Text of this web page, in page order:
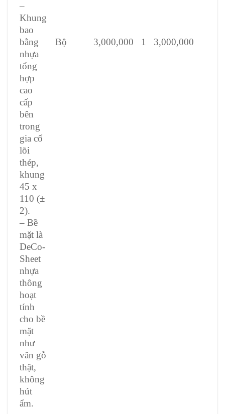
–
Khung
bao
bằng
nhựa
tổng
hợp
cao
cấp
bên
trong
gia cố
lõi
thép,
khung
45 x
110 (±
2).
– Bề
mặt là
DeCo-
Sheet
nhựa
thông
hoạt
tính
cho bề
mặt
như
vân gỗ
thật,
không
hút
ẩm.
Bộ 3,000,000 1 3,000,000